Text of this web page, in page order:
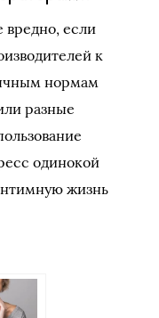
вредно, если
к
нормам
разные
одинокой
жизнь